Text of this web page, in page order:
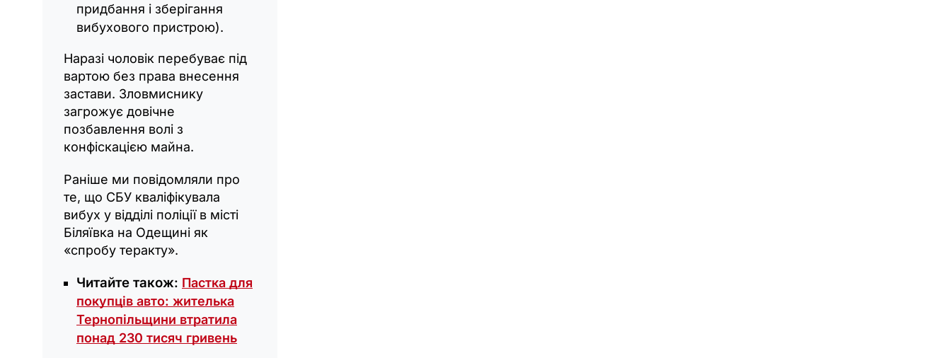
придбання і зберігання
вибухового пристрою).
Наразі чоловік перебуває під
вартою без права внесення
застави. Зловмиснику
загрожує довічне
позбавлення волі з
конфіскацією майна.
Раніше ми повідомляли про
те, що СБУ кваліфікувала
вибух у відділі поліції в місті
Біляївка на Одещині як
«спробу теракту».
Читайте також: Пастка для
покупців авто: жителька
Тернопільщини втратила
понад 230 тисяч гривень